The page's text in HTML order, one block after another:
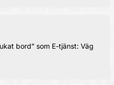
bord” som E-tjänst: Väg